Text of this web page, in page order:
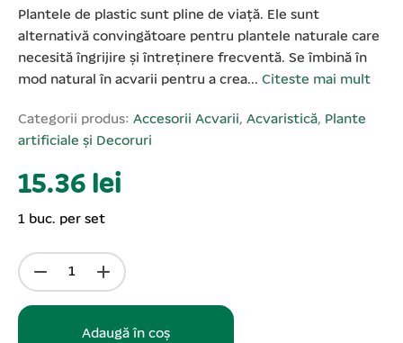
Plantele de plastic sunt pline de viață. Ele sunt
alternativă convingătoare pentru plantele naturale care
necesită îngrijire și întreținere frecventă. Se îmbină în
mod natural în acvarii pentru a crea... Citeste mai mult
Categorii produs: Accesorii Acvarii, Acvaristică, Plante
artificiale și Decoruri
15.36 lei
1 buc. per set
Adaugă în coș